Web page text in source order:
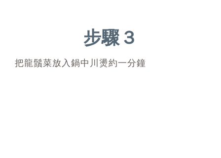
步驟３
把龍鬚菜放入鍋中川燙約一分鐘